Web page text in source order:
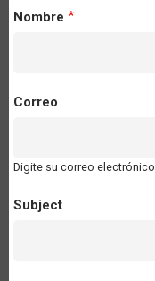
Nombre
Correo
Digite su correo electrónico.
Subject